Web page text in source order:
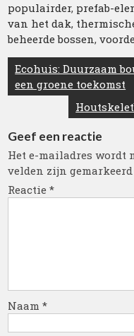
populairder, prefab-
van het dak,
beheerde bossen,
Berichtnavigatie
Ecohuis: Duurzaam
een groene toekomst
Geef een reactie
Het e-mailadres wordt
velden zijn
Reactie*
Naam*